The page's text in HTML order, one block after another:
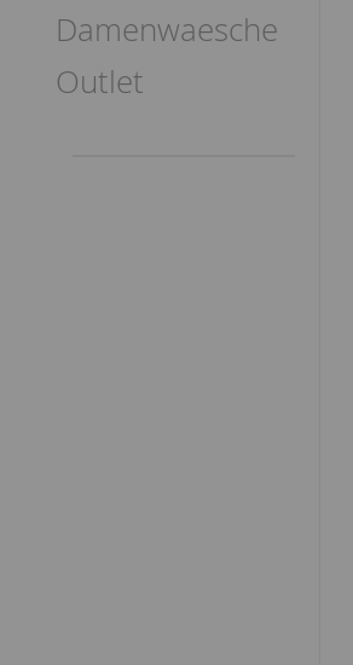
Damenwaesche
Outlet